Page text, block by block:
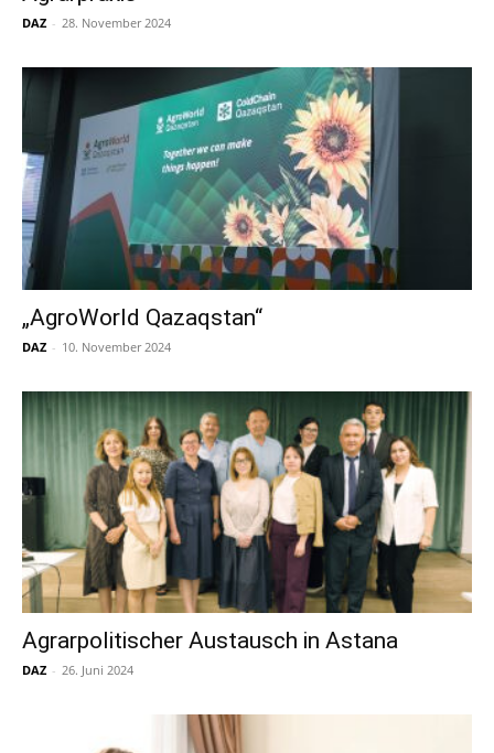
DAZ - 28. November 2024
„AgroWorld Qazaqstan“
DAZ - 10. November 2024
Agrarpolitischer Austausch in Astana
DAZ - 26. Juni 2024